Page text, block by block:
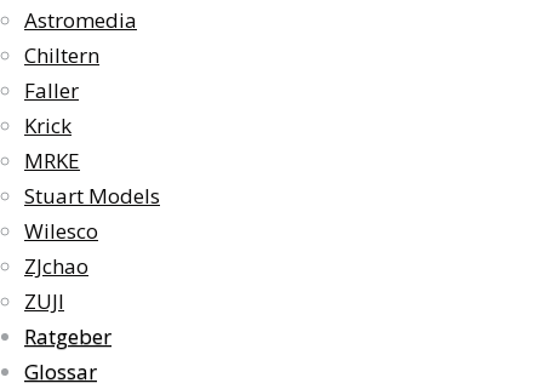
Astromedia
Chiltern
Faller
Krick
MRKE
Stuart Models
Wilesco
ZJchao
ZUJI
Ratgeber
Glossar